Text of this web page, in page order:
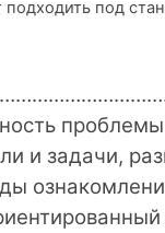
под
и задачи,